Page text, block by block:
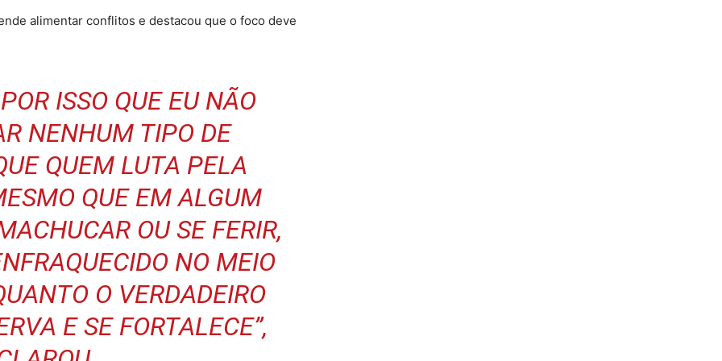
alimentar conflitos e destacou que o foco deve
ISSO QUE EU NÃO
NENHUM TIPO DE
QUEM LUTA PELA
QUE EM ALGUM
OU SE FERIR,
NO MEIO
O VERDADEIRO
E SE FORTALECE”,